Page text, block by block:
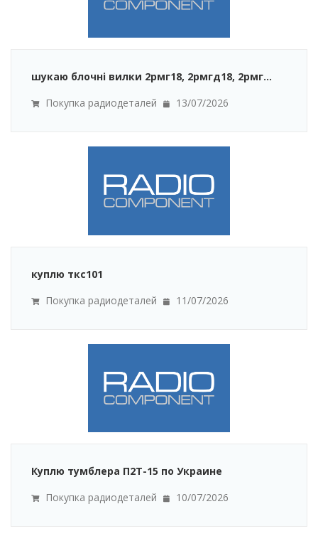
шукаю блочні вилки 2рмг18, 2рмгд18, 2рмг...
Покупка радиодеталей
13/07/2026
куплю ткс101
Покупка радиодеталей
11/07/2026
Куплю тумблера П2Т-15 по Украине
Покупка радиодеталей
10/07/2026